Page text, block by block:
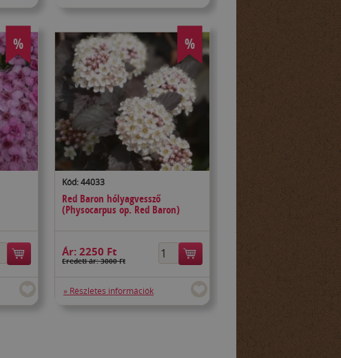
% %
Kód: 44033
Red Baron hólyagvessző
(Physocarpus op. Red Baron)
Ár: 2250 Ft
Eredeti ár: 3000 Ft
» Részletes információk